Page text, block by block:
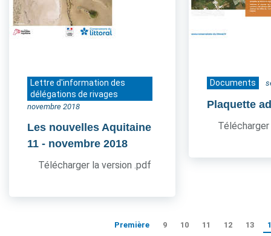
Lettre d'information des
délégations de rivages
novembre 2018
Les nouvelles Aquitaine
11 - novembre 2018
Télécharger la version .pdf
Documents
Plaquette
Première 9 10 11 12 13